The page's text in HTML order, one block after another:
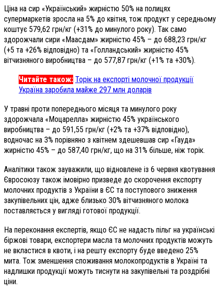
Ціна на сир «Український» жирністю 50% на полицях
супермаркетів зросла на 5% до квітня, тож продукт у середньому
коштує 579,62 грн/кг (+31% до минулого року). Так само
здорожчали сири «Маасдам» жирністю 45% – до 688,23 грн/кг
(+5 та +26% відповідно) та «Голландський» жирністю 45%
вітчизняного виробництва – до 577,87 грн/кг (+1% та +30%).
Читайте також: Торік на експорті молочної продукції
Україна заробила майже 297 млн доларів
У травні проти попереднього місяця та минулого року
здорожчала «Моцарелла» жирністю 45% українського
виробництва – до 591,55 грн/кг (+2% та +37% відповідно),
водночас на 3% порівняно з квітнем здешевшав сир «Гауда»
жирністю 45% – до 587,40 грн/кг, що на 31% більше, ніж торік.
Аналітики також зауважили, що відновлене із 6 червня квотування
Євросоюзу також імовірно призведе до скорочення експорту
молочних продуктів з України в ЄС та поступового зниження
закупівельних цін, адже близько 30% вітчизняного молока
поставляється у вигляді готової продукції.
На переконання експертів, якщо ЄС не надасть пільг на українські
біржові товари, експортери масла та молочних продуктів можуть
не вкластися в квоти, і на решту експорту буде введено 25%
мита. Тож зменшення споживання молокопродуктів в Україні та
надлишки продукції можуть тиснути на закупівельні та роздрібні
ціни.